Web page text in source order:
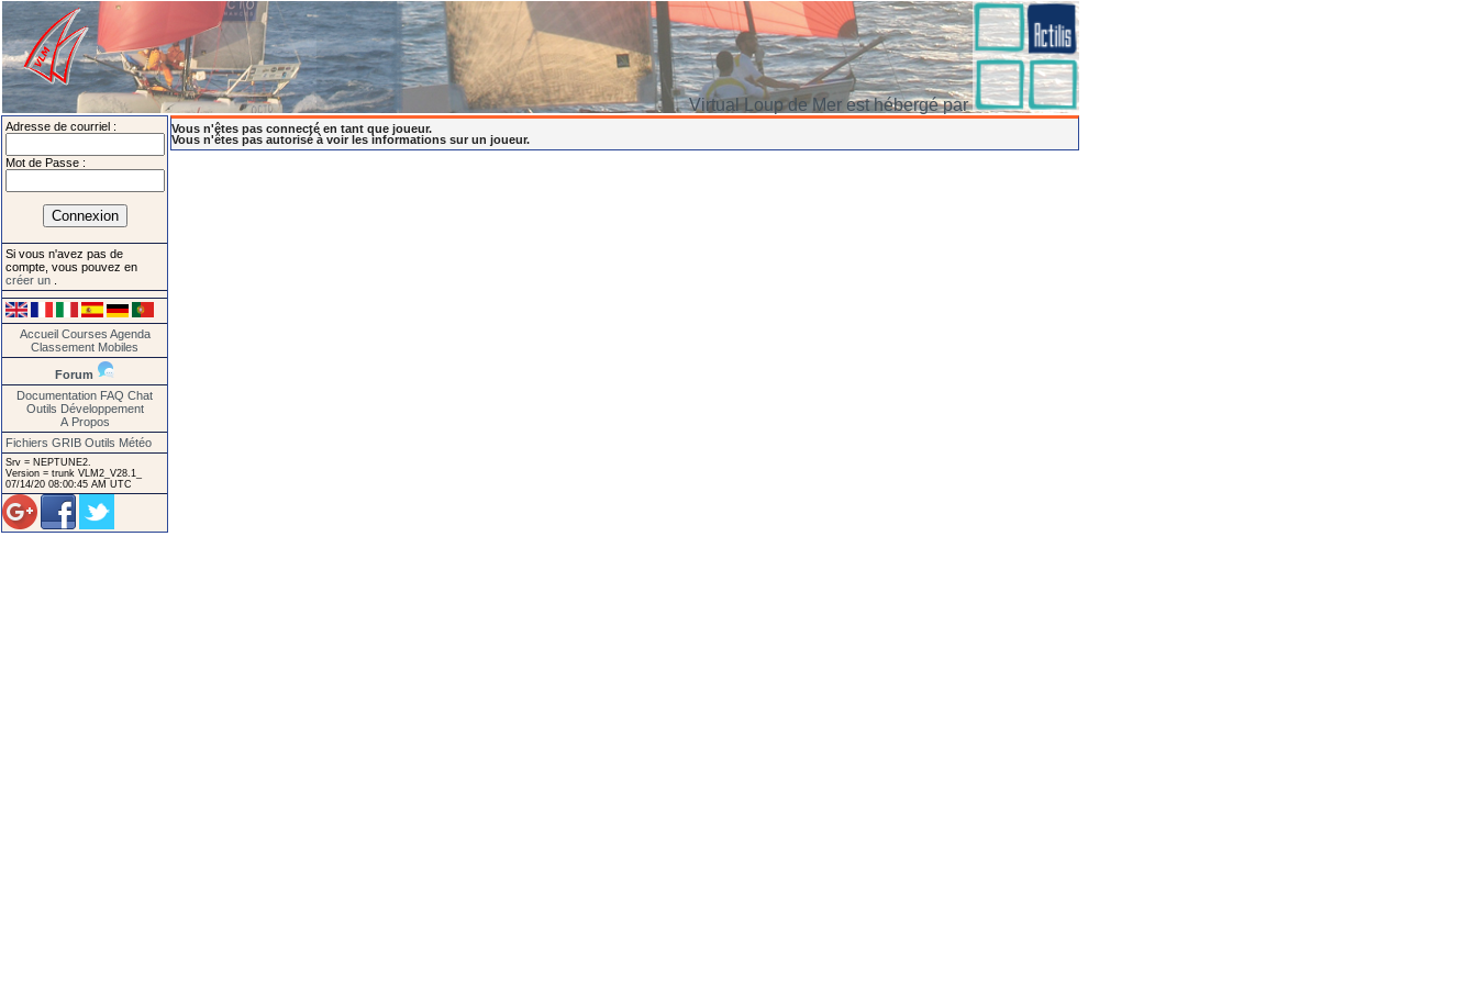
Virtual Loup de Mer est hébergé par
Adresse de courriel :
Mot de Passe :
Si vous n'avez pas de
compte, vous pouvez en
créer un
Accueil Courses Agenda
Classement Mobiles
Forum
Documentation FAQ Chat
Outils Développement
A Propos
Fichiers GRIB Outils Météo
Srv = NEPTUNE2.
Version = trunk VLM2_V28.1_
07/14/20 08:00:45 AM UTC
Vous n'êtes pas connecté en tant que joueur.
Vous n'êtes pas autorisé à voir les informations sur un joueur.